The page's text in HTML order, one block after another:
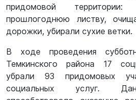
придомовой
прошлогоднюю листву,
дорожки, убирали сухие ветки.
В ходе проведения
Темкинского района 17
убрали 93 придомовых
социальных услуг.